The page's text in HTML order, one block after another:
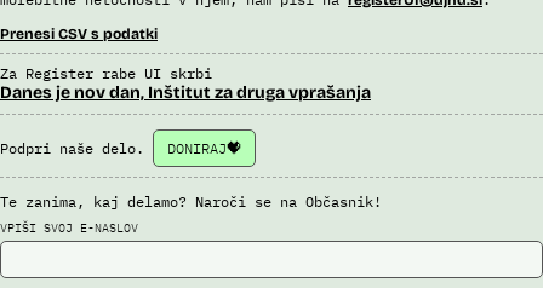
Prenesi CSV s podatki
Za Register rabe UI skrbi
Danes je nov dan, Inštitut za druga vprašanja
Podpri naše delo. DONIRAJ
Te zanima, kaj delamo? Naroči se na Občasnik!
VPIŠI SVOJ E-NASLOV